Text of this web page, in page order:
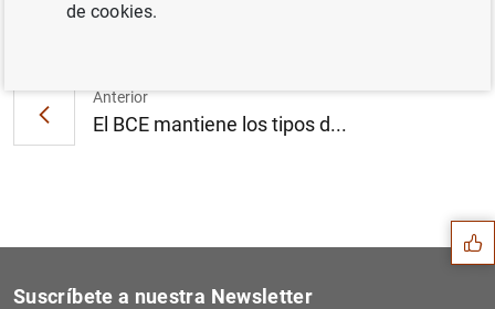
Anterior
El BCE mantiene los tipos d...
Sugerencias
Suscríbete a nuestra Newsletter
de cookies.